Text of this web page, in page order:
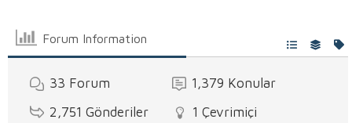
Forum Information
33 Forum 1,379 Konular
2,751 Gönderiler 1 Çevrimiçi